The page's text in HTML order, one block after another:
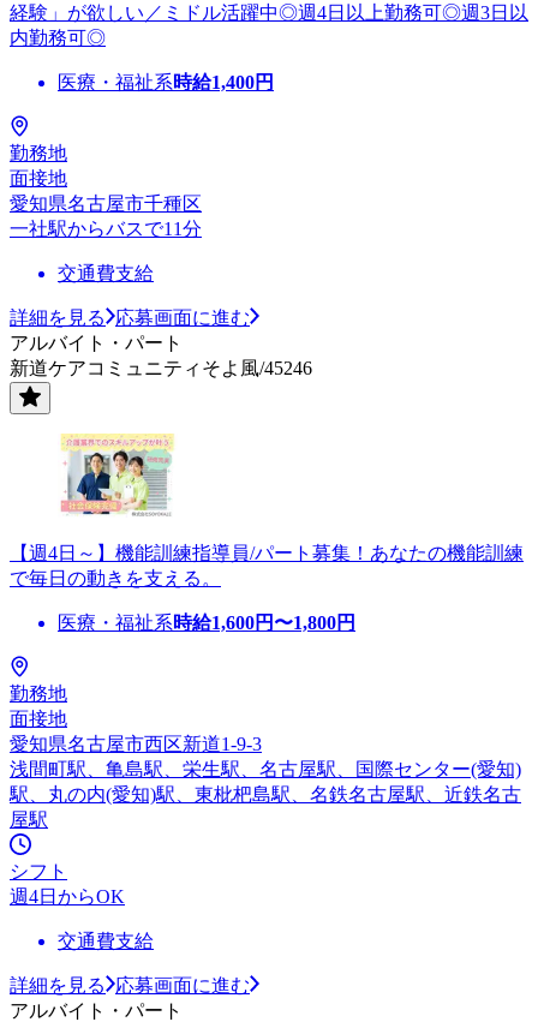
経験」が欲しい／ミドル活躍中◎週4日以上勤務可◎週3日以
内勤務可◎
医療・福祉系時給1,400円
勤務地
面接地
愛知県名古屋市千種区
一社駅からバスで11分
交通費支給
詳細を見る
応募画面に進む
アルバイト・パート
新道ケアコミュニティそよ風/45246
【週4日～】機能訓練指導員/パート募集！あなたの機能訓練
で毎日の動きを支える。
医療・福祉系時給1,600円〜1,800円
勤務地
面接地
愛知県名古屋市西区新道1-9-3
浅間町駅、亀島駅、栄生駅、名古屋駅、国際センター(愛知)
駅、丸の内(愛知)駅、東枇杷島駅、名鉄名古屋駅、近鉄名古
屋駅
シフト
週4日からOK
交通費支給
詳細を見る
応募画面に進む
アルバイト・パート